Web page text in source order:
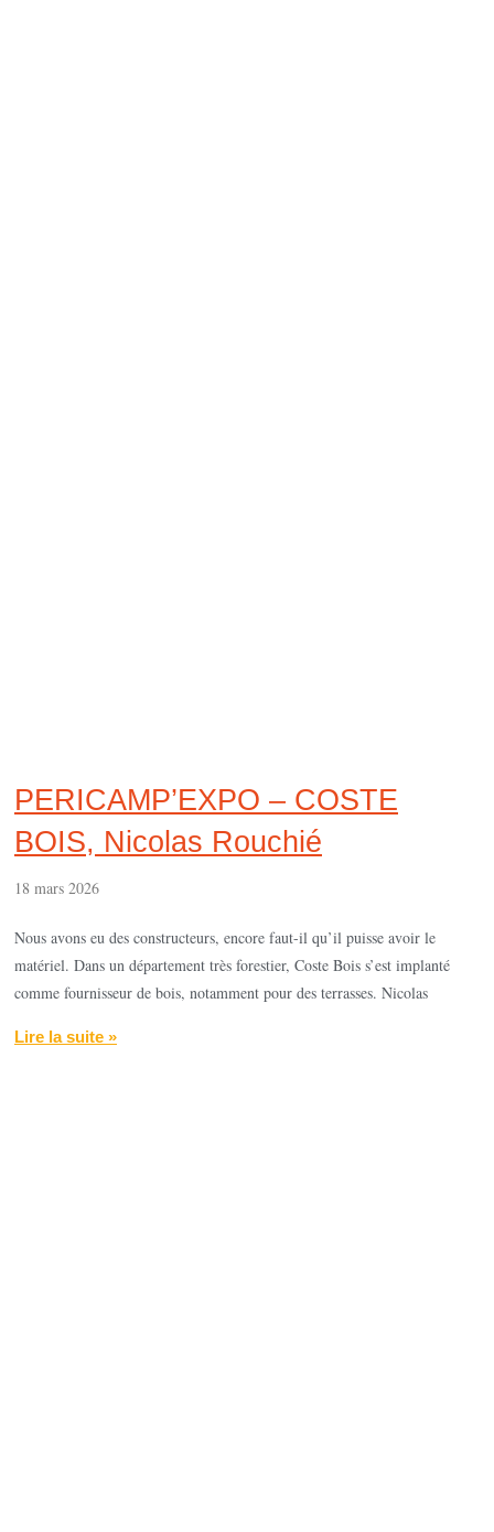
PERICAMP’EXPO – COSTE
BOIS, Nicolas Rouchié
18 mars 2026
Nous avons eu des constructeurs, encore faut-il qu’il puisse avoir le
matériel. Dans un département très forestier, Coste Bois s’est implanté
comme fournisseur de bois, notamment pour des terrasses. Nicolas
Lire la suite »